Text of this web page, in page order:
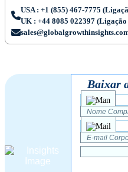
USA : +1 (855) 467-7775
UK : +44 8085 022397
Baixar